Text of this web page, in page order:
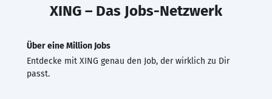
XING – Das Jobs-Netzwerk
Über eine Million Jobs
Entdecke mit XING genau den Job, der wirklich zu Dir
passt.